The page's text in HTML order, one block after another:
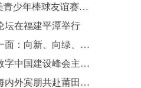
2026年“鼓岭缘”中美青少年棒球友谊赛暨体育交流周在福州开幕
坛在福建平潭举行
工业强县福清的另一面：向新、向绿、向高，走出乡村振兴新路
大咖齐聚！第九届数字中国建设峰会主论坛干货满满
天下妈祖回娘家！海内外宾朋共赴莆田之约